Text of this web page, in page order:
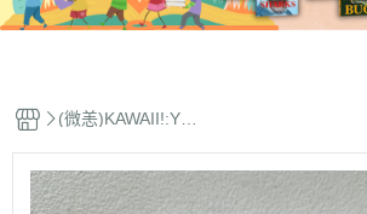
(微恙)KAWAII!:You
e to cute Japanes
e drawing(卡哇
伊！日式超可愛插
畫指南)